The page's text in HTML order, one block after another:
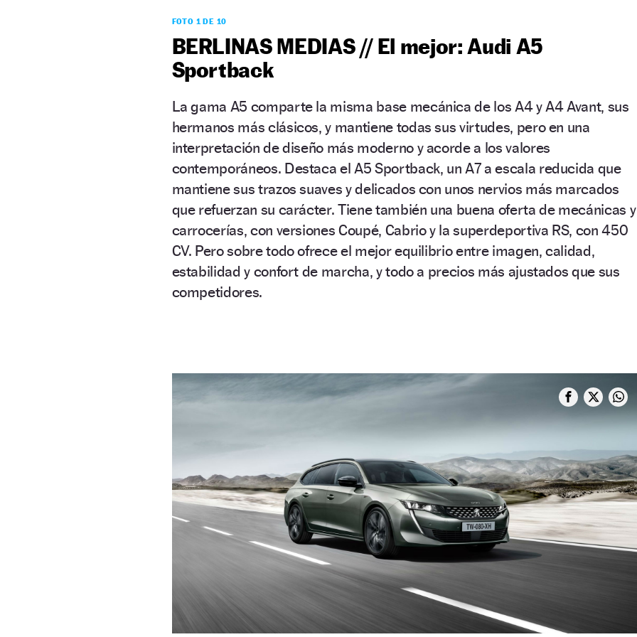
FOTO 1 DE 10
BERLINAS MEDIAS // El mejor: Audi A5
Sportback
La gama A5 comparte la misma base mecánica de los A4 y A4 Avant, sus
hermanos más clásicos, y mantiene todas sus virtudes, pero en una
interpretación de diseño más moderno y acorde a los valores
contemporáneos. Destaca el A5 Sportback, un A7 a escala reducida que
mantiene sus trazos suaves y delicados con unos nervios más marcados
que refuerzan su carácter. Tiene también una buena oferta de mecánicas y
carrocerías, con versiones Coupé, Cabrio y la superdeportiva RS, con 450
CV. Pero sobre todo ofrece el mejor equilibrio entre imagen, calidad,
estabilidad y confort de marcha, y todo a precios más ajustados que sus
competidores.